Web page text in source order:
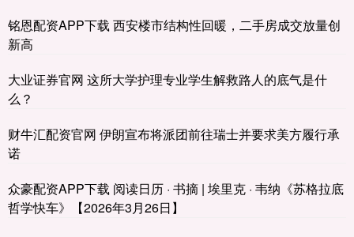
铭恩配资APP下载 西安楼市结构性回暖，二手房成交放量创
新高
大业证券官网 这所大学护理专业学生解救路人的底气是什
么？
财牛汇配资官网 伊朗宣布将派团前往瑞士并要求美方履行承
诺
众豪配资APP下载 阅读日历 · 书摘 | 埃里克 · 韦纳《苏格拉底
哲学快车》【2026年3月26日】